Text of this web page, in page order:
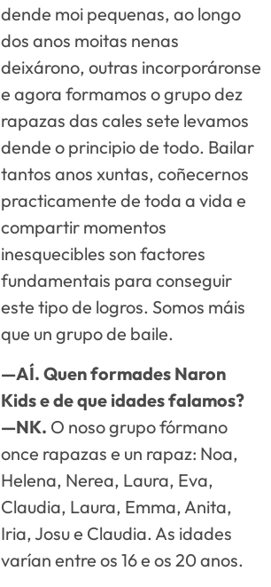
dende moi pequenas, ao longo
dos anos moitas nenas
deixárono, outras incorporáronse
e agora formamos o grupo dez
rapazas das cales sete levamos
dende o principio de todo. Bailar
tantos anos xuntas, coñecernos
practicamente de toda a vida e
compartir momentos
inesquecibles son factores
fundamentais para conseguir
este tipo de logros. Somos máis
que un grupo de baile.
—AÍ. Quen formades Naron
Kids e de que idades falamos?
—NK. O noso grupo fórmano
once rapazas e un rapaz: Noa,
Helena, Nerea, Laura, Eva,
Claudia, Laura, Emma, Anita,
Iria, Josu e Claudia. As idades
varían entre os 16 e os 20 anos.